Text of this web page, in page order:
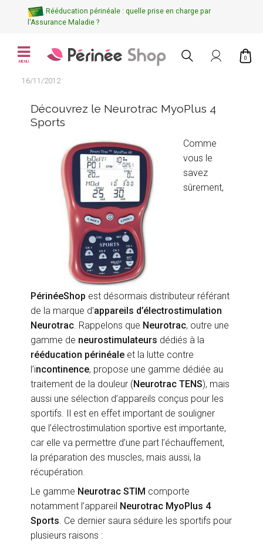
Rééducation périnéale : quelle prise en charge par
l'Assurance Maladie ?
MENU
0
16/11/2012
Découvrez le Neurotrac MyoPlus 4
Sports
Comme
vous le
savez
sûrement,
PérinéeShop est désormais distributeur référant
de la marque d’appareils d’électrostimulation
Neurotrac . Rappelons que Neurotrac, outre une
gamme de neurostimulateurs dédiés à la
rééducation périnéale et la lutte contre
l’incontinence, propose une gamme dédiée au
traitement de la douleur (Neurotrac TENS), mais
aussi une sélection d’appareils conçus pour les
sportifs. Il est en effet important de souligner
que l’électrostimulation sportive est importante,
car elle va permettre d’une part l’échauffement,
la préparation des muscles, mais aussi, la
récupération.
Le gamme Neurotrac STIM comporte
notamment l’appareil Neurotrac MyoPlus 4
Sports . Ce dernier saura séduire les sportifs pour
plusieurs raisons :